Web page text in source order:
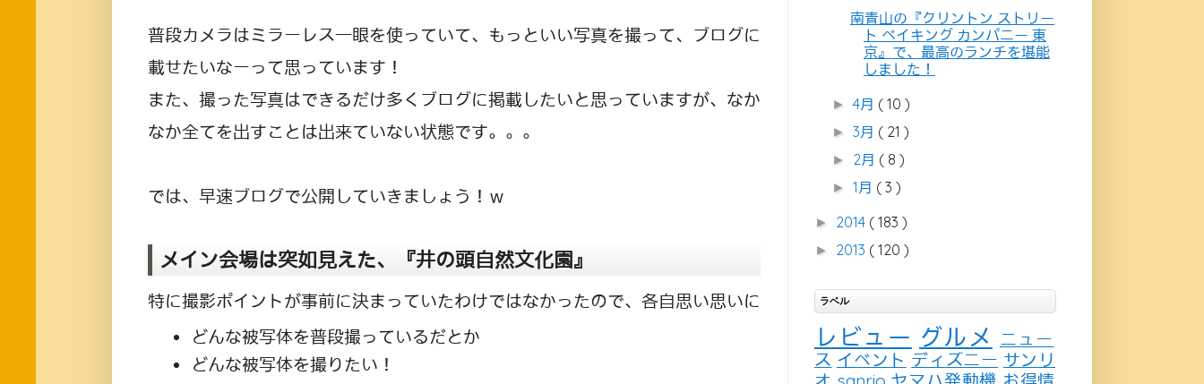
普段カメラはミラーレス一眼を使っていて、もっといい写真を撮って、ブログに
載せたいなーって思っています！
また、撮った写真はできるだけ多くブログに掲載したいと思っていますが、なか
なか全てを出すことは出来ていない状態です。。。
では、早速ブログで公開していきましょう！ｗ
メイン会場は突如見えた、『井の頭自然文化園』
特に撮影ポイントが事前に決まっていたわけではなかったので、各自思い思いに
どんな被写体を普段撮っているだとか
どんな被写体を撮りたい！
南青山の『クリントン ストリー
ト ベイキング カンパニー 東
京』で、最高のランチを堪能
しました！
►4月 ( 10 )
►3月 ( 21 )
► 2月 ( 8 )
►1月 ( 3 )
► 2014 ( 183 )
► 2013 ( 120 )
ラベル
レビュー グルメ ニュー
ス イベント ディズニー サンリ